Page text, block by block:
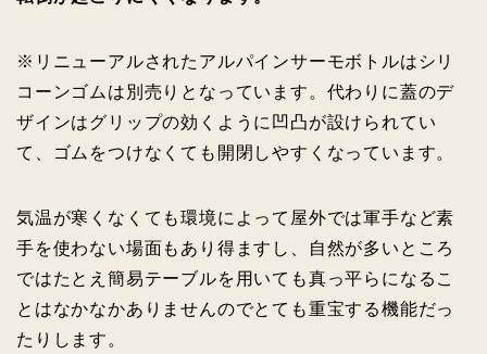
※リニューアルされたアルパインサーモボトルはシリ
コーンゴムは別売りとなっています。代わりに蓋のデ
ザインはグリップの効くように凹凸が設けられてい
て、ゴムをつけなくても開閉しやすくなっています。
気温が寒くなくても環境によって屋外では軍手など素
手を使わない場面もあり得ますし、自然が多いところ
ではたとえ簡易テーブルを用いても真っ平らになるこ
とはなかなかありませんのでとても重宝する機能だっ
たりします。